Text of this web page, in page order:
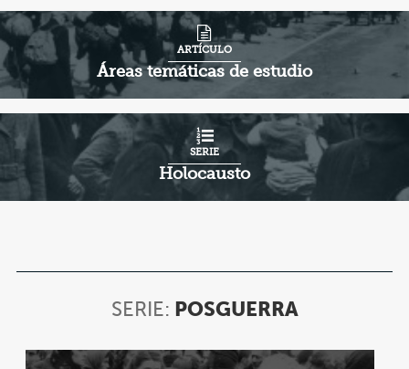
Áreas temáticas de estudio
ARTÍCULO
Holocausto
SERIE
SERIE: POSGUERRASERIE:
Artículo